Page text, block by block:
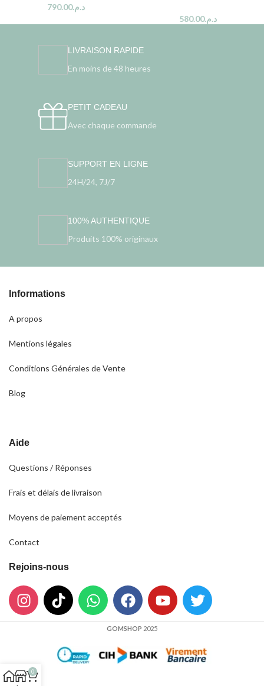
د.م.790.00
د.م.580.00
LIVRAISON RAPIDE
En moins de 48 heures
PETIT CADEAU
Avec chaque commande
SUPPORT EN LIGNE
24H/24, 7J/7
100% AUTHENTIQUE
Produits 100% originaux
Informations
A propos
Mentions légales
Conditions Générales de Vente
Blog
Aide
Questions / Réponses
Frais et délais de livraison
Moyens de paiement acceptés
Contact
Rejoins-nous
GOMSHOP 2025
0